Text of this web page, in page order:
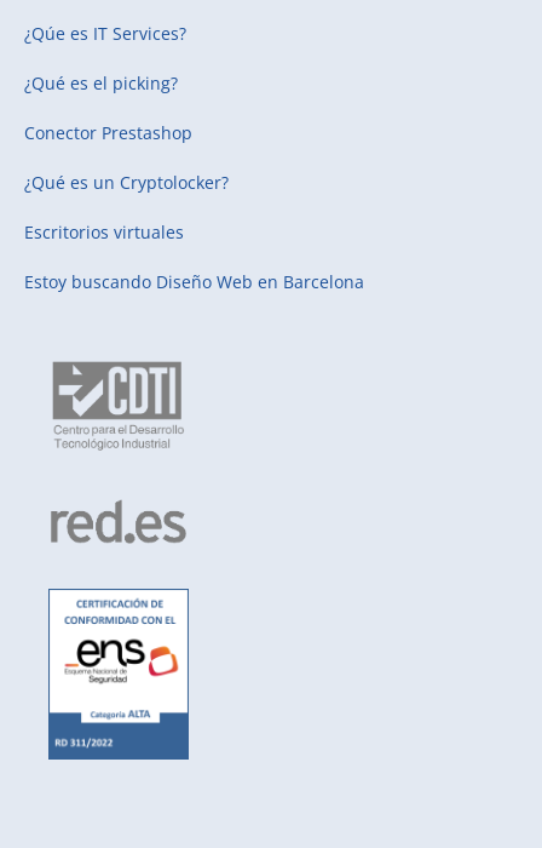
¿Qúe es IT Services?
¿Qué es el picking?
Conector Prestashop
¿Qué es un Cryptolocker?
Escritorios virtuales
Estoy buscando Diseño Web en Barcelona